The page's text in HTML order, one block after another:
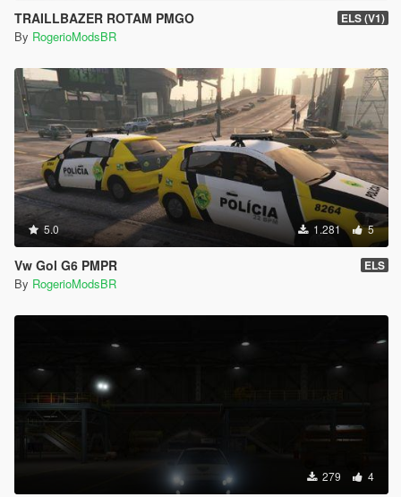
TRAILLBAZER ROTAM PMGO ELS (V1)
By RogerioModsBR
5.0 1.281 5
Vw Gol G6 PMPR ELS
By RogerioModsBR
279 4